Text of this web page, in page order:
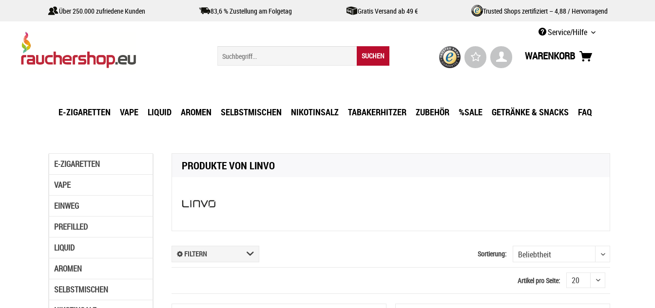
Über 250.000 zufriedene Kunden 83,6 % Zustellung am Folgetag Gratis Versand ab 49 € Trusted Shops zertifiziert – 4,88 / Hervorragend
Service/Hilfe
SUCHEN WARENKORB
E-ZIGARETTEN VAPE LIQUID AROMEN SELBSTMISCHEN NIKOTINSALZ TABAKERHITZER ZUBEHÖR %SALE GETRÄNKE & SNACKS FAQ
E-ZIGARETTEN
VAPE
EINWEG
PREFILLED
LIQUID
AROMEN
SELBSTMISCHEN
PRODUKTE VON LINVO
FILTERN Sortierung:
Artikel pro Seite: